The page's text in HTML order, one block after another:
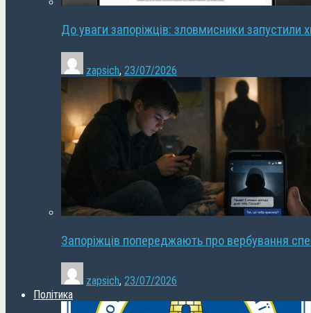
До уваги запоріжців: зловмисники запустили
zapsich, 23/07/2026
Запоріжців попереджають про вербування
zapsich, 23/07/2026
Політика